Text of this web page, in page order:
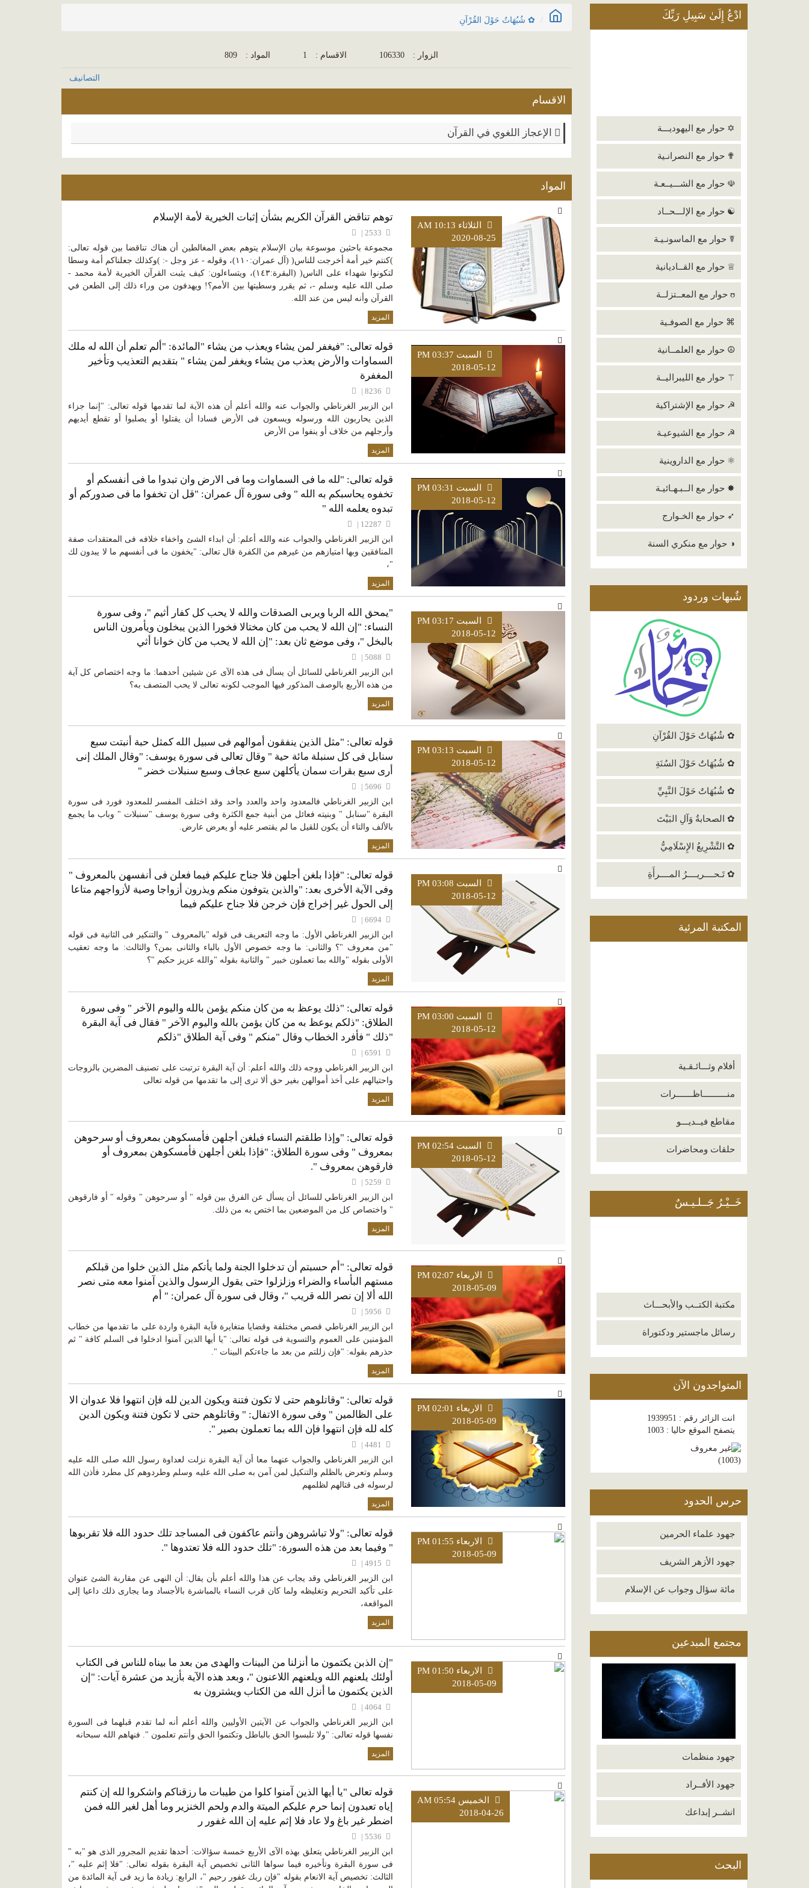
ادْعُ إِلَىٰ سَبِيلِ رَبِّكَ
✡ حوار مع اليهوديـــة
✟ حوار مع النصرانـية
☫ حوار مع الشـــيــعـة
☯ حوار مع الإلـــحــاد
☤ حوار مع الماسونـيـة
♕ حوار مع القــاديانية
ʊ حوار مع المعــتزلــة
⌘ حوار مع الصوفـية
☮ حوار مع العلمــانية
⚚ حوار مع الليبراليــة
☭ حوار مع الإشتراكية
☭ حوار مع الشيوعيـة
⚛ حوار مع الداروينية
✸ حوار مع الــبـهـائيـة
➶ حوار مع الخـوارج
◑ حوار مع منكري السنة
شٌبهات وردود
✿ شُبُهَاتٌ حَوْلَ القُرْآنِ
✿ شُبُهَاتٌ حَوْلَ السُنَةِ
✿ شُبُهَاتٌ حَوْلَ النَّبِيِّ
✿ الصحابةُ وَآلِ البَيْتَ
✿ التَّشْرِيعُ الإِسْلَامِيُّ
✿ تَـحــــريــــرُ المــــرأَةِ
المكتبة المرئية
أفلام وثـــائـقـية
منــــــــــاظـــــــرات
مقاطع فيــديـــو
حلقات ومحاضرات
خَــيْـرُ جَــلـيـسٌ
مكتبة الكتــب والأبحـــاث
رسائل ماجستير ودكتوراة
المتواجدون الآن
انت الزائر رقم : 1939951
يتصفح الموقع حاليا : 1003
(
1003
)
حرس الحدود
جهود علماء الحرمين
جهود الأزهر الشريف
مائة سؤال وجواب عن الإسلام
مجتمع المبدعين
جهود منظمات
جهود الأفــراد
انشــر إبداعك
البحث
✿ شُبُهَاتٌ حَوْلَ القُرْآنِ
الزوار : 106330 الاقسام : 1 المواد : 809
التصانيف
الاقسام
الإعجاز اللغوي في القرآن
المواد
الثلاثاء AM 10:13
2020-08-25
توهم تناقض القرآن الكريم بشأن إثبات الخيرية لأمة الإسلام
مجموعة باحثين موسوعة بيان الإسلام يتوهم بعض المغالطين أن هناك تناقضا بين قوله تعالى:
)كنتم خير أمة أخرجت للناس( (آل عمران:١١٠)، وقوله - عز وجل -: )وكذلك جعلناكم أمة وسطا
لتكونوا شهداء على الناس( (البقرة:١٤٣)، ويتساءلون: كيف يثبت القرآن الخيرية لأمة محمد -
صلى الله عليه وسلم -، ثم يقرر وسطيتها بين الأمم؟! ويهدفون من وراء ذلك إلى الطعن في
القرآن وأنه ليس من عند الله.
المزيد
السبت PM 03:37
2018-05-12
قوله تعالى: "فيغفر لمن يشاء ويعذب من يشاء "المائدة: "ألم تعلم أن الله له ملك
السماوات والأرض يعذب من يشاء ويغفر لمن يشاء " بتقديم التعذيب وتأخير
المغفرة
ابن الزبير الغرناطي والجواب عنه والله أعلم أن هذه الآية لما تقدمها قوله تعالى: "إنما جزاء
الذين يحاربون الله ورسوله ويسعون فى الأرض فسادا أن يقتلوا أو يصلبوا أو تقطع أيديهم
وأرجلهم من خلاف أو ينفوا من الأرض
المزيد
السبت PM 03:31
2018-05-12
قوله تعالى: "لله ما فى السماوات وما فى الارض وان تبدوا ما فى أنفسكم أو
تخفوه يحاسبكم به الله " وفى سورة آل عمران: "قل ان تخفوا ما فى صدوركم أو
تبدوه يعلمه الله "
ابن الزبير الغرناطي والجواب عنه والله أعلم: أن ابداء الشئ واخفاء خلافه فى المعتقدات صفة
المنافقين وبها امتيازهم من غيرهم من الكفرة قال تعالى: "يخفون ما فى أنفسهم ما لا يبدون لك
"،
المزيد
السبت PM 03:17
2018-05-12
"يمحق الله الربا ويربى الصدقات والله لا يحب كل كفار أثيم "، وفى سورة
النساء: "إن الله لا يحب من كان مختالا فخورا الذين يبخلون ويأمرون الناس
بالبخل "، وفى موضع ثان بعد: "إن الله لا يحب من كان خوانا أثي
ابن الزبير الغرناطي للسائل أن يسأل فى هذه الآى عن شيئين أحدهما: ما وجه اختصاص كل آية
من هذه الأربع بالوصف المذكور فيها الموجب لكونه تعالى لا يحب المتصف به؟
المزيد
السبت PM 03:13
2018-05-12
قوله تعالى: "مثل الذين ينفقون أموالهم فى سبيل الله كمثل حبة أنبتت سبع
سنابل فى كل سنبلة مائة حية " وقال تعالى فى سورة يوسف: "وقال الملك إنى
أرى سبع بقرات سمان يأكلهن سبع عجاف وسبع سنبلات خضر "
ابن الزبير الغرناطي فالمعدود واحد والعدد واحد وقد اختلف المفسر للمعدود فورد فى سورة
البقرة "سنابل " وبنيته فعائل من أبنية جمع الكثرة وفى سورة يوسف "سنبلات " وباب ما يجمع
بالألف والتاء أن يكون للقيل ما لم يقتصر عليه أو يعرض عارض.
المزيد
السبت PM 03:08
2018-05-12
قوله تعالى: "فإذا بلغن أجلهن فلا جناح عليكم فيما فعلن فى أنفسهن بالمعروف "
وفى الآية الأخرى بعد: "والذين يتوفون منكم ويذرون أزواجا وصية لأزواجهم متاعا
إلى الحول غير إخراج فإن خرجن فلا جناح عليكم فيما
6694 |
ابن الزبير الغرناطي الأول: ما وجه التعريف فى قوله "بالمعروف " والتنكير فى الثانية فى قوله
"من معروف "؟ والثانى: ما وجه خصوص الأول بالباء والثانى بمن؟ والثالث: ما وجه تعقيب
الأولى بقوله "والله بما تعملون خبير " والثانية بقوله "والله عزيز حكيم "؟
المزيد
السبت PM 03:00
2018-05-12
قوله تعالى: "ذلك يوعظ به من كان منكم يؤمن بالله واليوم الآخر " وفى سورة
الطلاق: "ذلكم يوعظ به من كان يؤمن بالله واليوم الآخر " فقال فى آية البقرة
"ذلك " فأفرد الخطاب وقال "منكم " وفى آية الطلاق "ذلكم
ابن الزبير الغرناطي ووجه ذلك والله أعلم: أن آية البقرة ترتبت على تصنيف المضرين بالزوجات
واحتيالهم على أخذ أموالهن بغير حق ألا ترى إلى ما تقدمها من قوله تعالى
المزيد
السبت PM 02:54
2018-05-12
قوله تعالى: "وإذا طلقتم النساء فبلغن أجلهن فأمسكوهن بمعروف أو سرحوهن
بمعروف " وفى سورة الطلاق: "فإذا بلغن أجلهن فأمسكوهن بمعروف أو
فارقوهن بمعروف ".
ابن الزبير الغرناطي للسائل أن يسأل عن الفرق بين قوله " أو سرحوهن " وقوله " أو فارقوهن
" واختصاص كل من الموضعين بما اختص به من ذلك.
المزيد
الاربعاء PM 02:07
2018-05-09
قوله تعالى: "أم حسبتم أن تدخلوا الجنة ولما يأتكم مثل الذين خلوا من قبلكم
مستهم البأساء والضراء وزلزلوا حتى يقول الرسول والذين آمنوا معه متى نصر
الله ألا إن نصر الله قريب "، وقال فى سورة آل عمران: " أم
ابن الزبير الغرناطي قصص مختلفة وقضايا متغايرة فآية البقرة واردة على ما تقدمها من خطاب
المؤمنين على العموم والتسوية فى قوله تعالى: "يا أيها الذين آمنوا ادخلوا فى السلم كافة " ثم
حذرهم بقوله: "فإن زللتم من بعد ما جاءتكم البينات ".
المزيد
الاربعاء PM 02:01
2018-05-09
قوله تعالى: "وقاتلوهم حتى لا تكون فتنة ويكون الدين لله فإن انتهوا فلا عدوان الا
على الظالمين " وفى سورة الاتفال: " وقاتلوهم حتى لا تكون فتنة ويكون الدين
كله لله فإن انتهوا فإن الله بما تعملون بصير ".
ابن الزبير الغرناطي والجواب عنهما معا أن آية البقرة نزلت لعداوة رسول الله صلى الله عليه
وسلم وتعرض بالظلم والتنكيل لمن آمن به صلى الله عليه وسلم وطردوهم كل مطرد فأذن الله
لرسوله فى قتالهم لظلمهم
المزيد
الاربعاء PM 01:55
2018-05-09
قوله تعالى: "ولا تباشروهن وأنتم عاكفون فى المساجد تلك حدود الله فلا تقربوها
" وفيما بعد من هذه السورة: "تلك حدود الله فلا تعتدوها ".
ابن الزبير الغرناطي وقد يجاب عن هذا والله أعلم بأن يقال: أن النهى عن مقاربة الشئ عنوان
على تأكيد التحريم وتغليظه ولما كان قرب النساء بالمباشرة بالأجساد وما يجارى ذلك داعيا إلى
المواقعة،
المزيد
الاربعاء PM 01:50
2018-05-09
"إن الذبن يكتمون ما أنزلنا من البينات والهدى من بعد ما بيناه للناس فى الكتاب
أولئك يلعنهم الله ويلعنهم اللاعنون "، وبعد هذه الآية بأزيد من عشرة آيات: "إن
الذين يكتمون ما أنزل الله من الكتاب ويشترون به
4064 |
ابن الزبير الغرناطي والجواب عن الآيتين الأوليين والله أعلم أنه لما تقدم قبلهما فى السورة
نفسها قوله تعالى: "ولا تلبسوا الحق بالباطل وتكتموا الحق وأنتم تعلمون ". فنهاهم الله سبحانه
المزيد
الخميس AM 05:54
2018-04-26
قوله تعالى "يا أيها الذين آمنوا كلوا من طيبات ما رزقناكم واشكروا لله إن كنتم
إياه تعبدون إنما حرم عليكم الميتة والدم ولحم الخنزير وما أهل لغير الله فمن
اضطر غير باغ ولا عاد فلا إثم عليه إن الله غفور ر
ابن الزبير الغرناطي يتعلق بهذه الآى الأربع خمسة سؤالات: أحدها تقديم المجرور الذى هو "به "
فى سورة البقرة وتأخيره فيما سواها الثانى تخصيص آية البقرة بقوله تعالى: "فلا إثم عليه "،
الثالث: تخصيص آية الانعام بقوله "فإن ربك غفور رحيم "، الرابع: زيادة ما زيد فى آية المائدة من